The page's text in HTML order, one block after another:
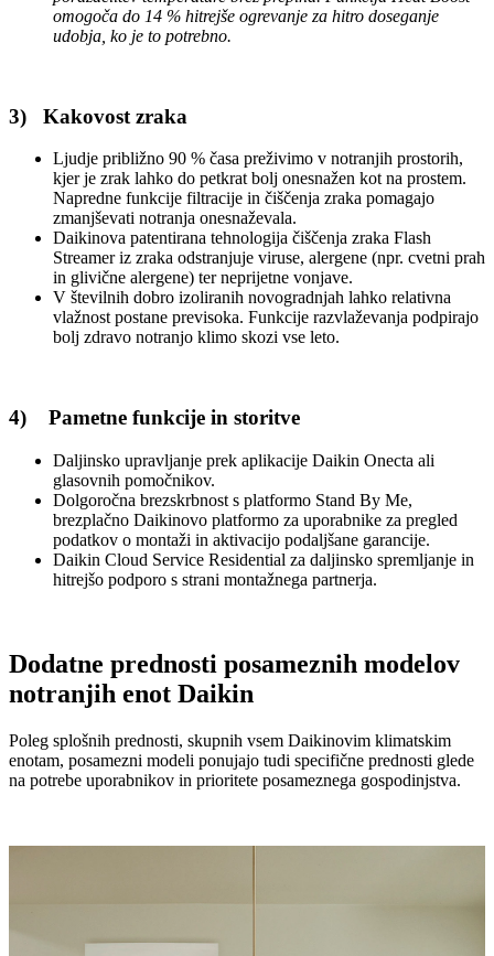
omogoča do 14 % hitrejše ogrevanje za hitro doseganje
udobja, ko je to potrebno.
3) Kakovost zraka
Ljudje približno 90 % časa preživimo v notranjih prostorih,
kjer je zrak lahko do petkrat bolj onesnažen kot na prostem.
Napredne funkcije filtracije in čiščenja zraka pomagajo
zmanjševati notranja onesnaževala.
Daikinova patentirana tehnologija čiščenja zraka Flash
Streamer iz zraka odstranjuje viruse, alergene (npr. cvetni prah
in glivične alergene) ter neprijetne vonjave.
V številnih dobro izoliranih novogradnjah lahko relativna
vlažnost postane previsoka. Funkcije razvlaževanja podpirajo
bolj zdravo notranjo klimo skozi vse leto.
4) Pametne funkcije in storitve
Daljinsko upravljanje prek aplikacije Daikin Onecta ali
glasovnih pomočnikov.
Dolgoročna brezskrbnost s platformo Stand By Me,
brezplačno Daikinovo platformo za uporabnike za pregled
podatkov o montaži in aktivacijo podaljšane garancije.
Daikin Cloud Service Residential za daljinsko spremljanje in
hitrejšo podporo s strani montažnega partnerja.
Dodatne prednosti posameznih modelov
notranjih enot Daikin
Poleg splošnih prednosti, skupnih vsem Daikinovim klimatskim
enotam, posamezni modeli ponujajo tudi specifične prednosti glede
na potrebe uporabnikov in prioritete posameznega gospodinjstva.